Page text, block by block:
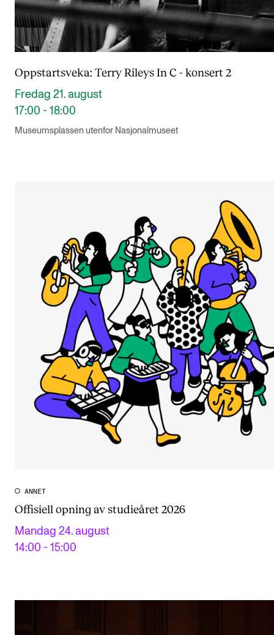
Oppstartsveka: Terry Rileys In C - konsert 2
Fredag 21. august
17:00 - 18:00
Museumsplassen utenfor Nasjonalmuseet
ANNET
Offisiell opning av studieåret 2026
Mandag 24. august
14:00 - 15:00